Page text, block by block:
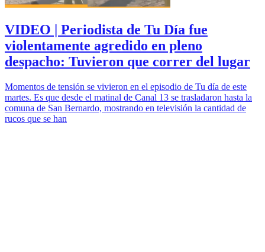
VIDEO | Periodista de Tu Día fue
violentamente agredido en pleno
despacho: Tuvieron que correr del lugar
Momentos de tensión se vivieron en el episodio de Tu día de este
martes. Es que desde el matinal de Canal 13 se trasladaron hasta la
comuna de San Bernardo, mostrando en televisión la cantidad de
rucos que se han